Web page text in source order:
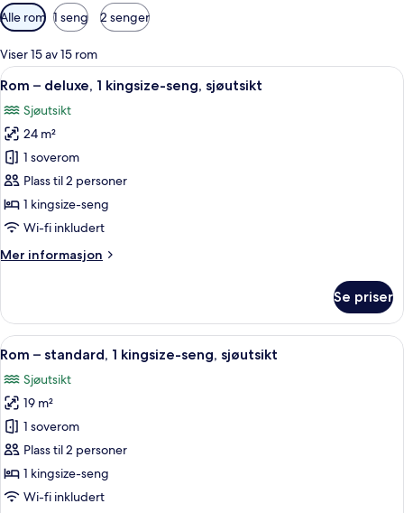
Tilgjengelige
filtre
for
rom
Alle rom 1 seng 2 senger
Viser 15 av 15 rom
Åpne
alle
bildene
av
Rom
–
deluxe,
1
seng,
Rom – deluxe, 1 kingsize-seng,
7
Rom – deluxe, 1 kingsize-seng, sjøutsikt
Sjøutsikt
24 m²
1 soverom
Plass til 2 personer
1 kingsize-seng
Wi-fi inkludert
Mer informasjon
Mer
–
deluxe,
1
seng,
sjøutsikt
Se priser
Åpne
alle
bildene
av
Rom
–
standard,
1
Rom – standard, 1 kingsize-seng,
5
Rom – standard, 1 kingsize-seng, sjøutsikt
Sjøutsikt
19 m²
1 soverom
Plass til 2 personer
1 kingsize-seng
Wi-fi inkludert